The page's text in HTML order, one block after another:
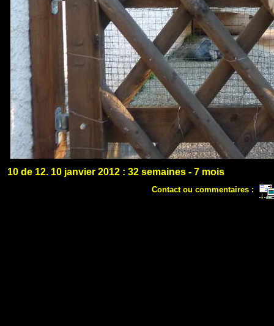
10 de 12. 10 janvier 2012 : 32 semaines - 7 mois
Contact ou commentaires :